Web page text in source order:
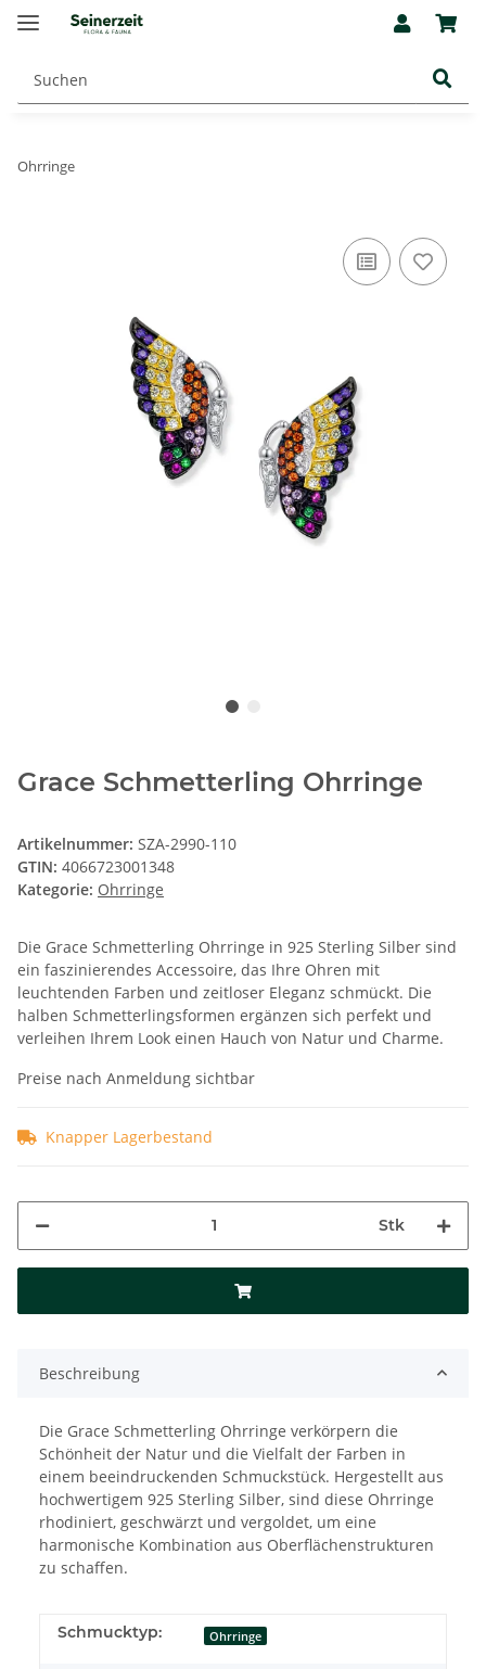
Ohrringe
Grace Schmetterling Ohrringe
Artikelnummer: SZA-2990-110
GTIN: 4066723001348
Kategorie: Ohrringe
Die Grace Schmetterling Ohrringe in 925 Sterling Silber sind
ein faszinierendes Accessoire, das Ihre Ohren mit
leuchtenden Farben und zeitloser Eleganz schmückt. Die
halben Schmetterlingsformen ergänzen sich perfekt und
verleihen Ihrem Look einen Hauch von Natur und Charme.
Preise nach Anmeldung sichtbar
Knapper Lagerbestand
Stk
Beschreibung
Die Grace Schmetterling Ohrringe verkörpern die
Schönheit der Natur und die Vielfalt der Farben in
einem beeindruckenden Schmuckstück. Hergestellt aus
hochwertigem 925 Sterling Silber, sind diese Ohrringe
rhodiniert, geschwärzt und vergoldet, um eine
harmonische Kombination aus Oberflächenstrukturen
zu schaffen.
Schmucktyp: Ohrringe